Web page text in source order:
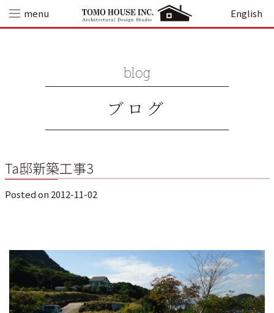
content
menu English
blog
ブログ
Ta邸新築工事3
Posted on 2012-11-02